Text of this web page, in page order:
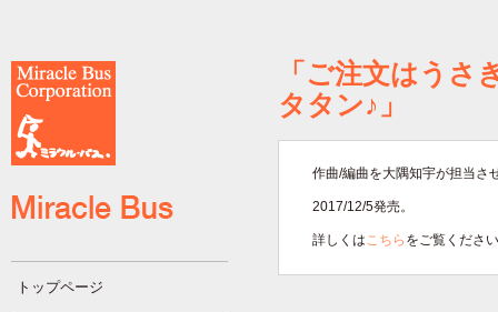
トップページ
「ご注文はう
タタン♪」
作曲/編曲を大隅知宇が担当さ
2017/12/5発売。
詳しくはこちら をご覧くださ